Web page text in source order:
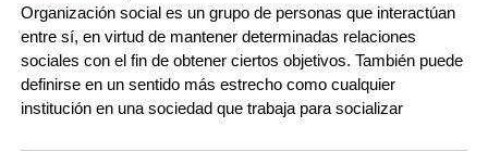
Organización social es un grupo de personas que interactúan
entre sí, en virtud de mantener determinadas relaciones
sociales con el fin de obtener ciertos objetivos. También puede
definirse en un sentido más estrecho como cualquier
institución en una sociedad que trabaja para socializar